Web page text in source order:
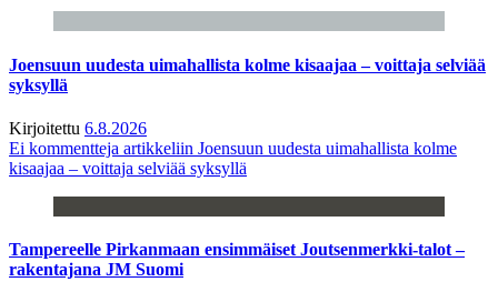
Joensuun uudesta uimahallista kolme kisaajaa – voittaja selviää
syksyllä
Kirjoitettu 6.8.2026
Ei kommentteja artikkeliin Joensuun uudesta uimahallista kolme
kisaajaa – voittaja selviää syksyllä
Tampereelle Pirkanmaan ensimmäiset Joutsenmerkki-talot –
rakentajana JM Suomi